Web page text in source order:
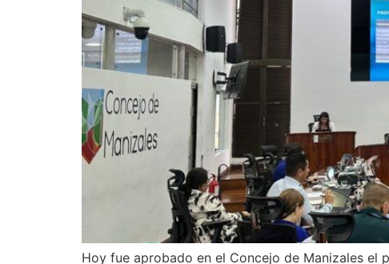
Hoy fue aprobado en el Concejo de Manizales